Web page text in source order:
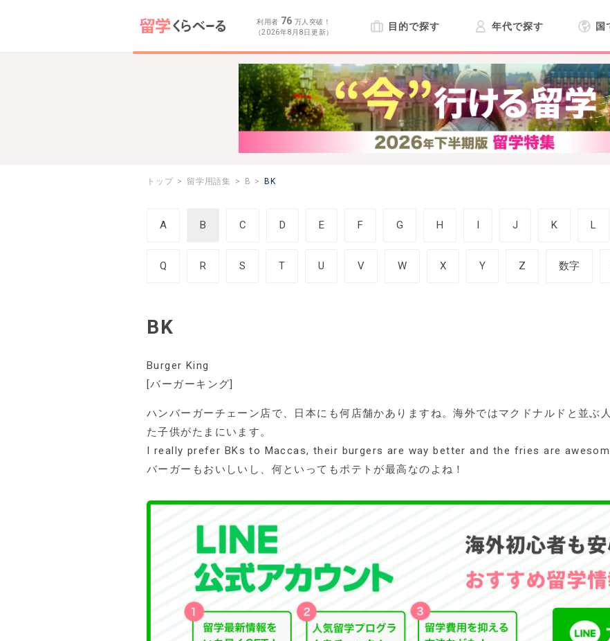
利用者 76 万人突破！
（2026年8月8日更新）
目的で探す 年代で探す 国
トップ 留学用語集 B BK
A B C D E F G H I J K L
Q R S T U V W X Y Z 数字
BK
Burger King
[バーガーキング]
ハンバーガーチェーン店で、日本にも何店舗かありますね。海外ではマクドナルドと並ぶ
た子供がたまにいます。
I really prefer BKs to Maccas, their burgers are way better and the fries are awesome!
バーガーもおいしいし、何といってもポテトが最高なのよね！